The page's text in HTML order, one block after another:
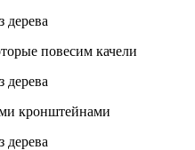
повесим качели
кронштейнами